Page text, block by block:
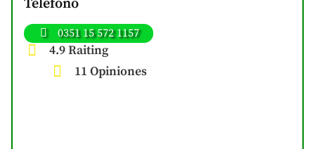
Teléfono
0351 15 572 1157
4.9 Raiting
11 Opiniones